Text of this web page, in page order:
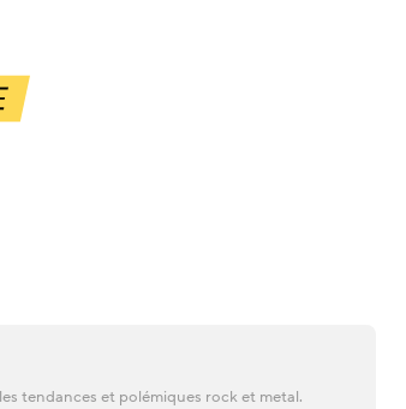
tendances et polémiques rock et metal.